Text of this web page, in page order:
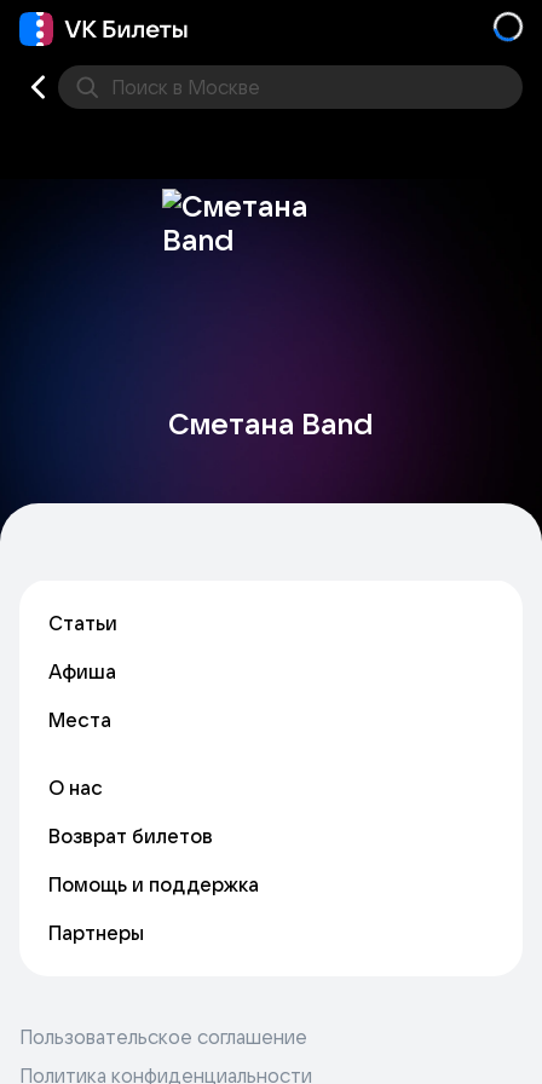
Поиск в Москве
Сметана Band
Статьи
Афиша
Места
О нас
Возврат билетов
Помощь и поддержка
Партнеры
Пользовательское соглашение
Политика конфиденциальности